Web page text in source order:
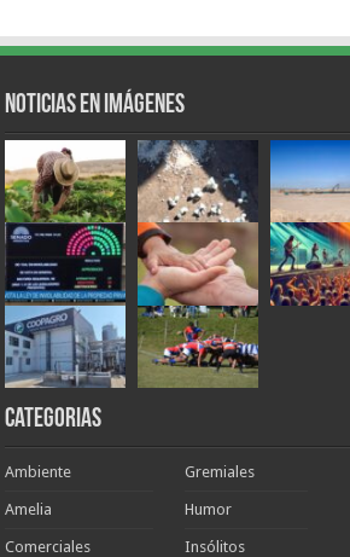
Noticias en Imágenes
Categorias
Ambiente
Amelia
Comerciales
Gremiales
Humor
Insólitos